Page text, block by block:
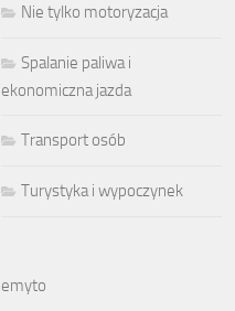
Nie tylko motoryzacja
Spalanie paliwa i
ekonomiczna jazda
Transport osób
Turystyka i wypoczynek
emyto